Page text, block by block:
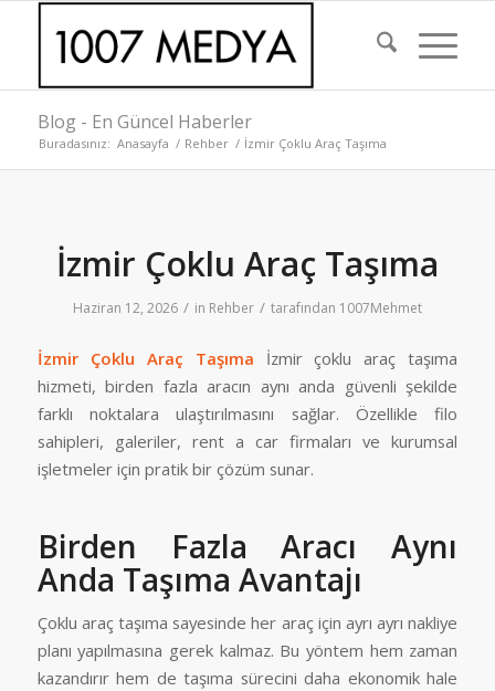
Blog - En Güncel Haberler
Buradasınız: Anasayfa / Rehber / İzmir Çoklu Araç Taşıma
İzmir Çoklu Araç Taşıma
Haziran 12, 2026 / in Rehber / tarafından 1007Mehmet
İzmir Çoklu Araç Taşıma
İzmir çoklu araç taşıma
hizmeti, birden fazla aracın aynı anda güvenli şekilde
farklı noktalara ulaştırılmasını sağlar. Özellikle filo
sahipleri, galeriler, rent a car firmaları ve kurumsal
işletmeler için pratik bir çözüm sunar.
Birden Fazla Aracı Aynı
Anda Taşıma Avantajı
Çoklu araç taşıma sayesinde her araç için ayrı ayrı nakliye
planı yapılmasına gerek kalmaz. Bu yöntem hem zaman
kazandırır hem de taşıma sürecini daha ekonomik hale